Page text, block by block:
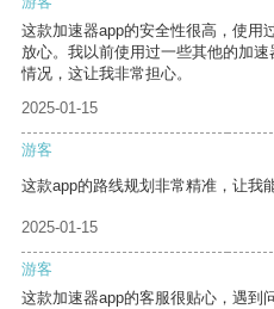
这款加速器app的安全性很高，使用
放心。我以前使用过一些其他的加
情况，这让我非常担心。
2025-01-15
游客
这款app的路线规划非常精准，让我
2025-01-15
游客
这款加速器app的客服很贴心，遇到